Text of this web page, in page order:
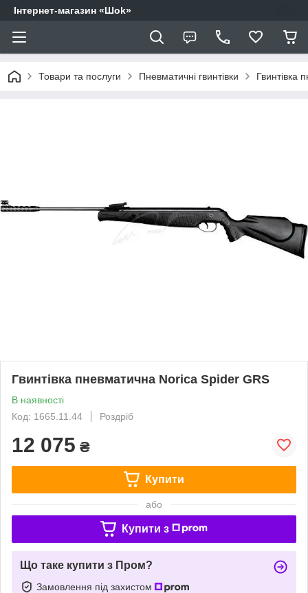
Інтернет-магазин «Шоk»
Товари та послуги Пневматичні гвинтівки Гвинтівка
Гвинтівка пневматична Norica Spider GRS
В наявності
Код: 1665.11.44
Роздріб
12 075 ₴
Купити
або
Купити з
Що таке купити з Пром?
Замовлення під захистом